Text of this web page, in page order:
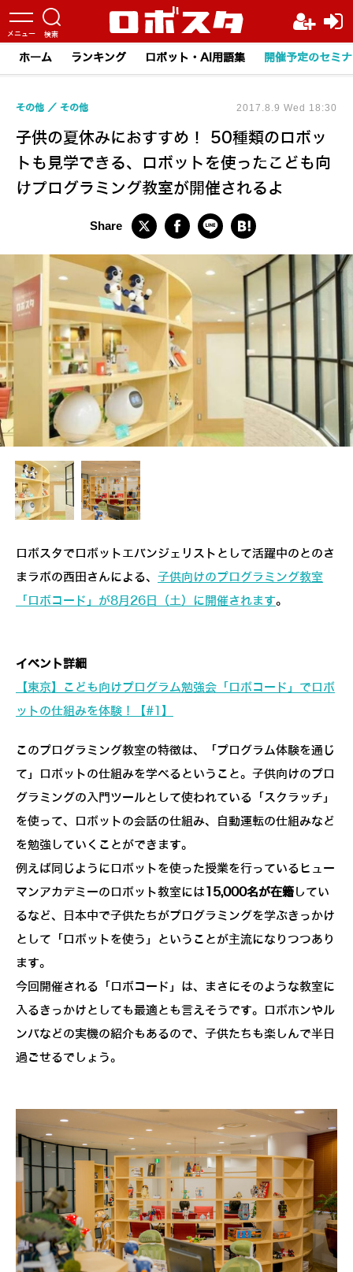
ホーム ランキング ロボット・AI用語集 開催予定のセミ
子供の夏休みにおすすめ！ 50種類のロボッ
トも見学できる、ロボットを使ったこども向
けプログラミング教室が開催されるよ
その他 その他 2017.8.9 Wed 18:30
ロボスタでロボットエバンジェリストとして活躍中のとのさ
まラボの西田さんによる、 子供向けのプログラミング教室
「ロボコード」が8月26日（土）に開催されます。
イベント詳細
【東京】こども向けプログラム勉強会「ロボコード」でロボ
ットの仕組みを体験！【#1】
このプログラミング教室の特徴は、「プログラム体験を通じ
て」ロボットの仕組みを学べるということ。子供向けのプロ
グラミングの入門ツールとして使われている「スクラッチ」
を使って、ロボットの会話の仕組み、自動運転の仕組みなど
を勉強していくことができます。
例えば同じようにロボットを使った授業を行っているヒュー
マンアカデミーのロボット教室には 15,000名が在籍してい
るなど、日本中で子供たちがプログラミングを学ぶきっかけ
として「ロボットを使う」ということが主流になりつつあり
ます。
今回開催される「ロボコード」は、まさにそのような教室に
入るきっかけとしても最適とも言えそうです。ロボホンやル
ンバなどの実機の紹介もあるので、子供たちも楽しんで半日
過ごせるでしょう。